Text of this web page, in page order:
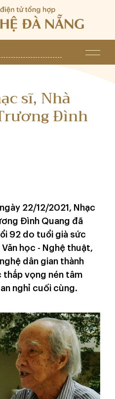
sĩ, Nhà
Đình
22/12/2021, Nhạc
Đình Quang đã
92 do tuổi già sức
học - Nghệ thuật,
dân gian thành
thắp vọng nén tâm
nghỉ cuối cùng.